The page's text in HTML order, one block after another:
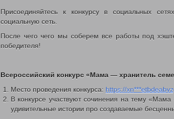
Региональные
Приказы управления
Меры социальной поддержки
Доступная среда
Датчики угарного газа
С Днем социального работника
День социального работника 2018г.
Кемеровская область = Кузбасс
Фонд поддержки детей
Детский телефон доверия
Дарите доброту сердец
Присоединяйтесь к конкурсу в социальных
социальную сеть.
После чего чего мы соберем все работы под
победителя!
Всероссийский конкурс «Мама — хранитель
Место проведения конкурса: https://
В конкурсе участвуют сочинения на тему
удивительные истории про создаваемые